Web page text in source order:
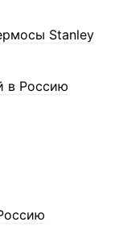
Stanley
в Россию